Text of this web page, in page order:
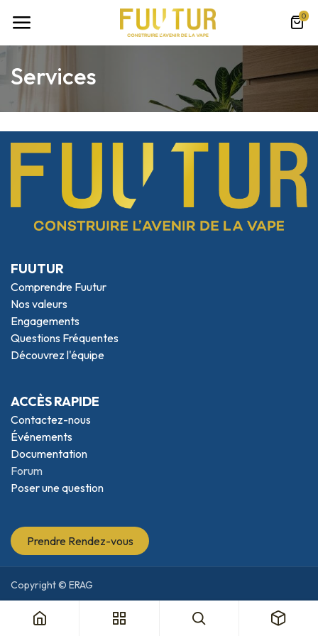
0
Services
FUUTUR
Compre​​ndr​e Fuutur
Nos valeurs
Engagements
Questions Fréquentes
Découvrez l'équipe
ACCÈS RAPIDE
Contactez-nous
Événements
Documentation
Forum
Poser une question
Prendre Rendez-vous
Copyright © ERAG